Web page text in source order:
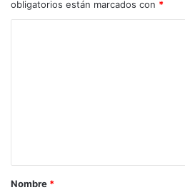
obligatorios están marcados con *
rNombre *